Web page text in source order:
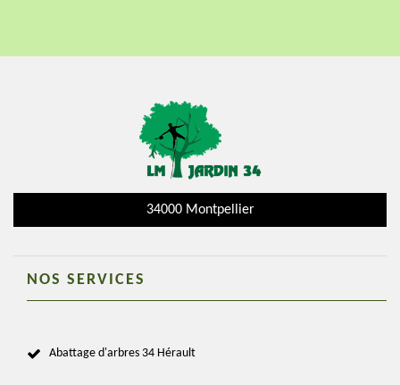
34000 Montpellier
NOS SERVICES
Abattage d'arbres 34 Hérault